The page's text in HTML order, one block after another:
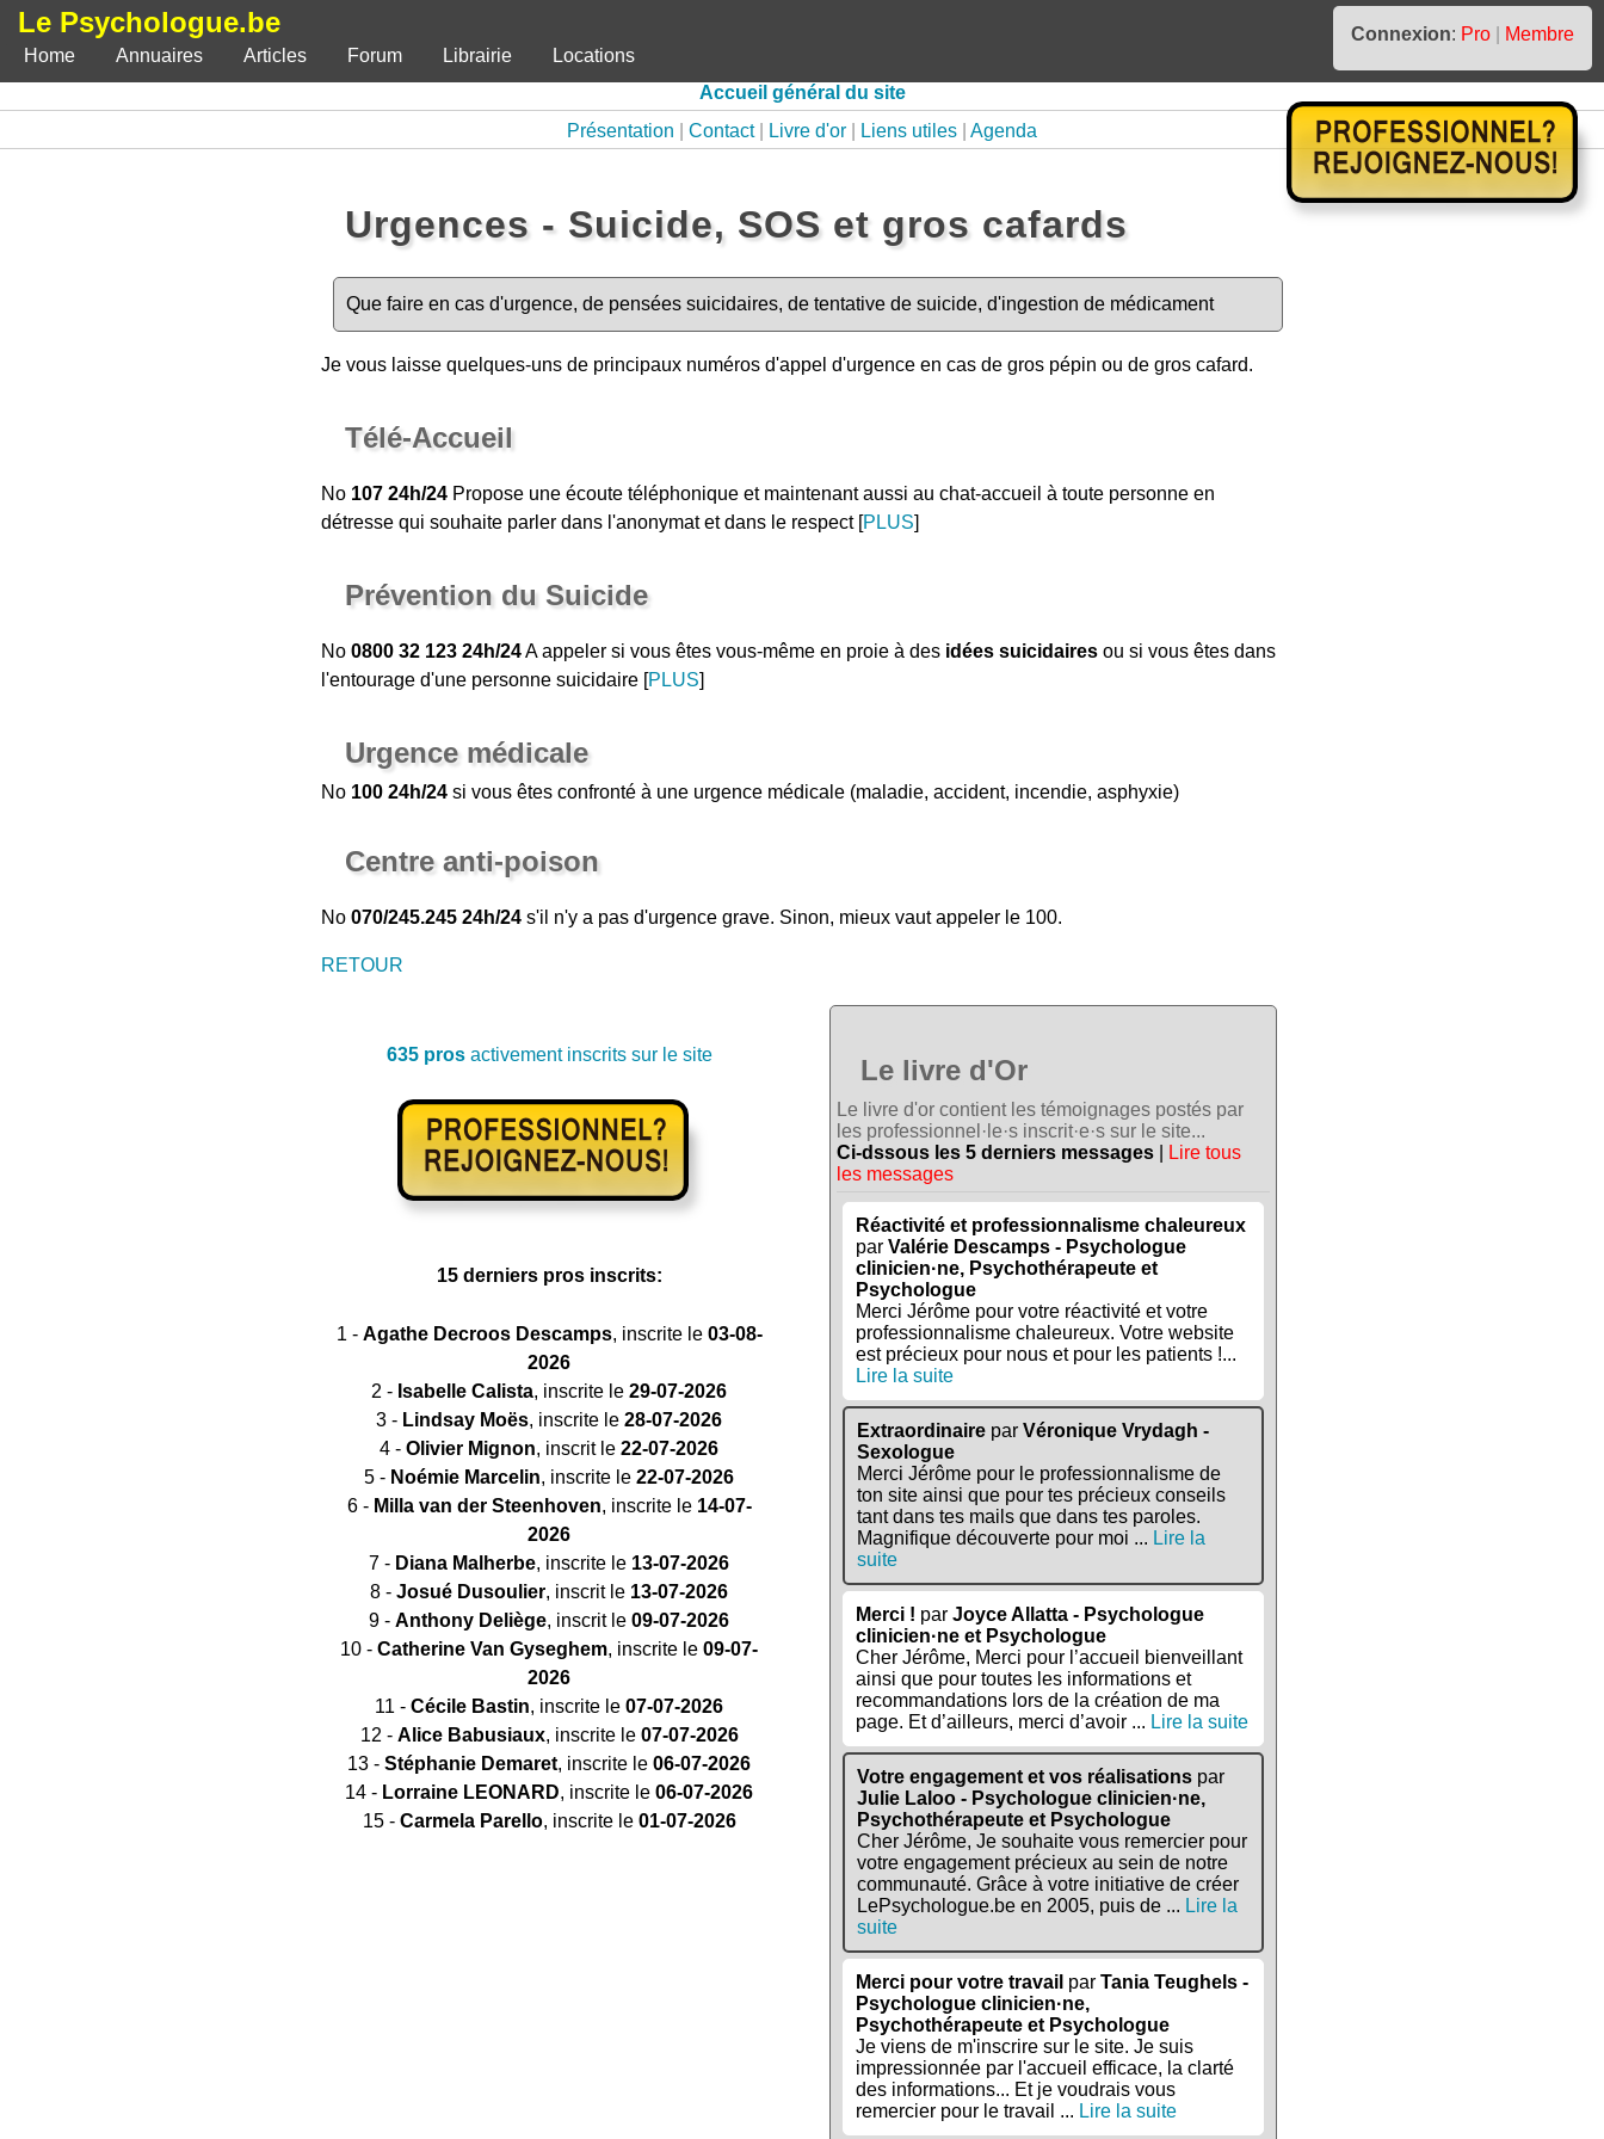
Le Psychologue.be Connexion: Pro
Membre
Home
Annuaires Articles Forum Librairie
Locations
Accueil général du site
Présentation
Contact Livre d'or Liens utiles Agenda
Urgences - Suicide, SOS et gros cafards
Que faire en cas d'urgence, de pensées suicidaires, de tentative de suicide, d'ingestion de médicament
Je vous laisse quelques-uns de principaux numéros d'appel d'urgence en cas de gros pépin ou de gros cafard.
Télé-Accueil
No 107 24h/24Propose une écoute téléphonique et maintenant aussi au chat-accueil à toute personne en
détresse qui souhaite parler dans l'anonymat et dans le respect [PLUS]
Prévention du Suicide
No 0800 32 123 24h/24A appeler si vous êtes vous-même en proie à des idées suicidairesou si vous êtes dans
l'entourage d'une personne suicidaire [PLUS]
Urgence médicale
No 100 24h/24si vous êtes confronté à une urgence médicale (maladie, accident, incendie, asphyxie)
Centre anti-poison
No 070/245.245 24h/24s'il n'y a pas d'urgence grave. Sinon, mieux vaut appeler le 100.
RETOUR
635 prosactivement inscrits sur le site
15 derniers pros inscrits:
1 - Agathe Decroos Descamps, inscrite le 03-08-
2026
2 - Isabelle Calista, inscrite le29-07-2026
3 - Lindsay Moës, inscrite le28-07-2026
4 -Olivier Mignon, inscrit le22-07-2026
5 - Noémie Marcelin, inscrite le22-07-2026
6 - Milla van der Steenhoven, inscrite le 14-07-
2026
7 - Diana Malherbe, inscrite le 13-07-2026
8 -Josué Dusoulier, inscrit le 13-07-2026
9 -Anthony Deliège, inscrit le09-07-2026
10 -Catherine Van Gyseghem, inscrite le09-07-
2026
11 -Cécile Bastin, inscrite le07-07-2026
12 - Alice Babusiaux, inscrite le 07-07-2026
13 -Stéphanie Demaret, inscrite le06-07-2026
14 - Lorraine LEONARD, inscrite le06-07-2026
15 - Carmela Parello, inscrite le 01-07-2026
Le livre d'Or
Le livre d'or contient les témoignages postés par
les professionnel·le·s inscrit·e·s sur le site...
Ci-dssous les 5 derniers messages
Lire tous
les messages
Réactivité et professionnalisme chaleureux
parValérie Descamps - Psychologue
clinicien·ne, Psychothérapeute et
Psychologue
Merci Jérôme pour votre réactivité et votre
professionnalisme chaleureux. Votre website
est précieux pour nous et pour les patients !...
Lire la suite
Extraordinaire parVéronique Vrydagh -
Sexologue
Merci Jérôme pour le professionnalisme de
ton site ainsi que pour tes précieux conseils
tant dans tes mails que dans tes paroles.
Magnifique découverte pour moi ... Lire la
suite
Merci ! parJoyce Allatta - Psychologue
clinicien·ne et Psychologue
Cher Jérôme, Merci pour l’accueil bienveillant
ainsi que pour toutes les informations et
recommandations lors de la création de ma
page. Et d’ailleurs, merci d’avoir ... Lire la suite
Votre engagement et vos réalisations par
Julie Laloo - Psychologue clinicien·ne,
Psychothérapeute et Psychologue
Cher Jérôme, Je souhaite vous remercier pour
votre engagement précieux au sein de notre
communauté. Grâce à votre initiative de créer
LePsychologue.be en 2005, puis de ... Lire la
suite
Merci pour votre travail parTania Teughels -
Psychologue clinicien·ne,
Psychothérapeute et Psychologue
Je viens de m'inscrire sur le site. Je suis
impressionnée par l'accueil efficace, la clarté
des informations... Et je voudrais vous
remercier pour le travail ... Lire la suite